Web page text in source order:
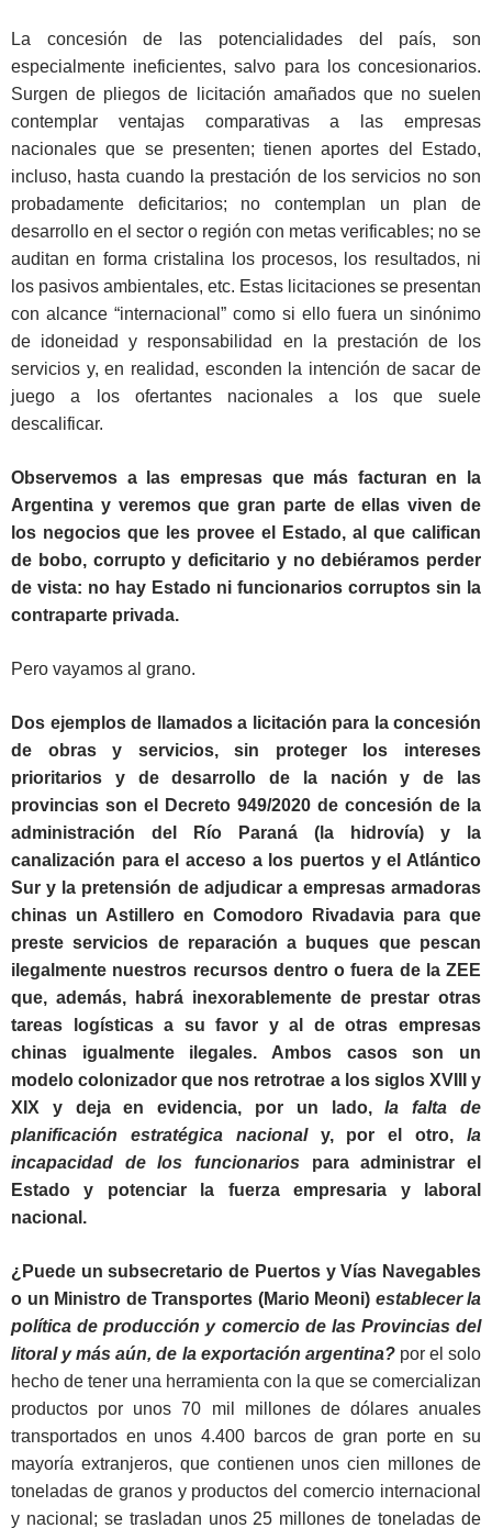
La concesión de las potencialidades del país, son
especialmente ineficientes, salvo para los concesionarios.
Surgen de pliegos de licitación amañados que no suelen
contemplar ventajas comparativas a las empresas
nacionales que se presenten; tienen aportes del Estado,
incluso, hasta cuando la prestación de los servicios no son
probadamente deficitarios; no contemplan un plan de
desarrollo en el sector o región con metas verificables; no se
auditan en forma cristalina los procesos, los resultados, ni
los pasivos ambientales, etc. Estas licitaciones se presentan
con alcance “internacional” como si ello fuera un sinónimo
de idoneidad y responsabilidad en la prestación de los
servicios y, en realidad, esconden la intención de sacar de
juego a los ofertantes nacionales a los que suele
descalificar.
Observemos a las empresas que más facturan en la
Argentina y veremos que gran parte de ellas viven de
los negocios que les provee el Estado, al que califican
de bobo, corrupto y deficitario y no debiéramos perder
de vista: no hay Estado ni funcionarios corruptos sin la
contraparte privada.
Pero vayamos al grano.
Dos ejemplos de llamados a licitación para la concesión
de obras y servicios, sin proteger los intereses
prioritarios y de desarrollo de la nación y de las
provincias son el Decreto 949/2020 de concesión de la
administración del Río Paraná (la hidrovía) y la
canalización para el acceso a los puertos y el Atlántico
Sur y la pretensión de adjudicar a empresas armadoras
chinas un Astillero en Comodoro Rivadavia para que
preste servicios de reparación a buques que pescan
ilegalmente nuestros recursos dentro o fuera de la ZEE
que, además, habrá inexorablemente de prestar otras
tareas logísticas a su favor y al de otras empresas
chinas igualmente ilegales. Ambos casos son un
modelo colonizador que nos retrotrae a los siglos XVIII y
XIX y deja en evidencia, por un lado,la falta de
planificación estratégica nacionaly, por el otro,la
incapacidad de los funcionarios para administrar el
Estado y potenciar la fuerza empresaria y laboral
nacional.
¿Puede un subsecretario de Puertos y Vías Navegables
o un Ministro de Transportes (Mario Meoni) establecer la
política de producción y comercio de las Provincias del
litoral y más aún, de la exportación argentina?por el solo
hecho de tener una herramienta con la que se comercializan
productos por unos 70 mil millones de dólares anuales
transportados en unos 4.400 barcos de gran porte en su
mayoría extranjeros, que contienen unos cien millones de
toneladas de granos y productos del comercio internacional
y nacional; se trasladan unos 25 millones de toneladas de